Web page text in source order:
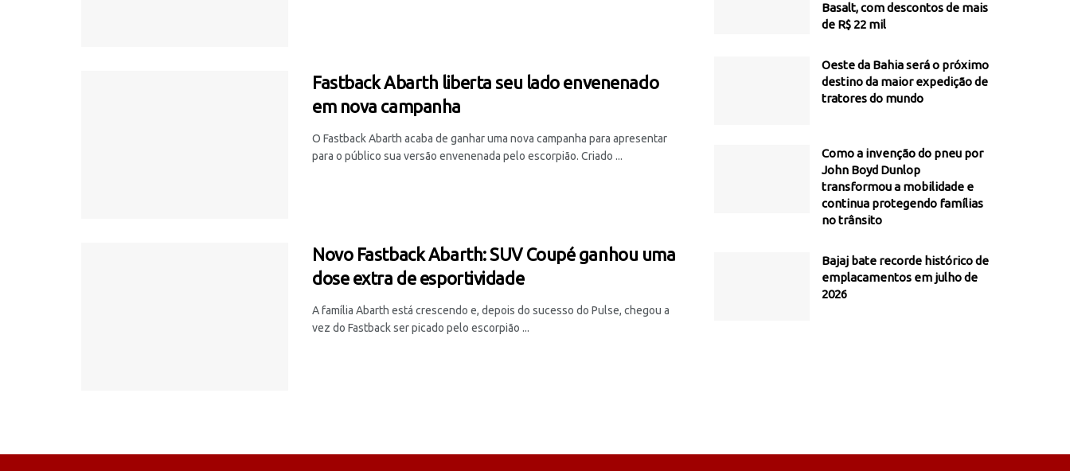
Fastback Abarth liberta seu lado envenenado
em nova campanha
O Fastback Abarth acaba de ganhar uma nova campanha para apresentar
para o público sua versão envenenada pelo escorpião. Criado ...
Novo Fastback Abarth: SUV Coupé ganhou uma
dose extra de esportividade
A família Abarth está crescendo e, depois do sucesso do Pulse, chegou a
vez do Fastback ser picado pelo escorpião ...
Basalt, com descontos de mais
de R$ 22 mil
Oeste da Bahia será o próximo
destino da maior expedição de
tratores do mundo
Como a invenção do pneu por
John Boyd Dunlop
transformou a mobilidade e
continua protegendo famílias
no trânsito
Bajaj bate recorde histórico de
emplacamentos em julho de
2026